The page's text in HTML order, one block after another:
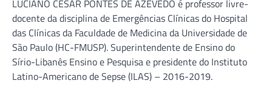
LUCIANO CÉSAR PONTES DE AZEVEDO é professor livre-
docente da disciplina de Emergências Clínicas do Hospital
das Clínicas da Faculdade de Medicina da Universidade de
São Paulo (HC-FMUSP). Superintendente de Ensino do
Sírio-Libanês Ensino e Pesquisa e presidente do Instituto
Latino-Americano de Sepse (ILAS) – 2016-2019.